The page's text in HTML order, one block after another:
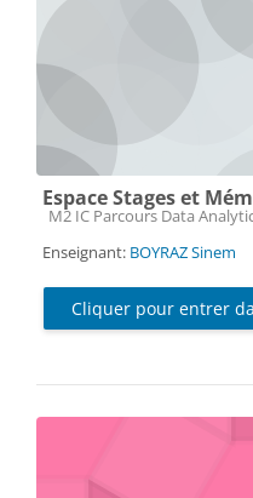
Espace Stages et
Catégorie de cours
M2 IC Parcours Data
Enseignant: BOYRAZ Sinem
Cliquer pour entrer